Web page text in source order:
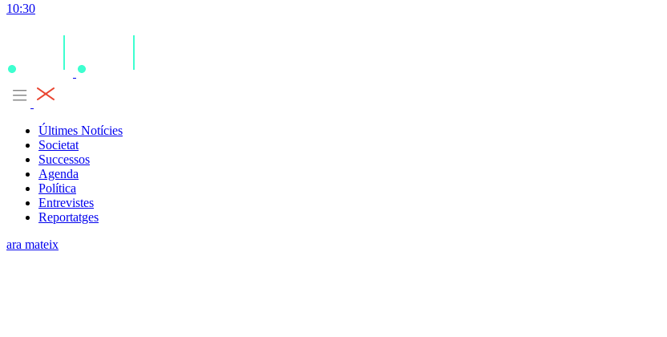
10:30
Últimes Notícies
Societat
Successos
Agenda
Política
Entrevistes
Reportatges
ara mateix